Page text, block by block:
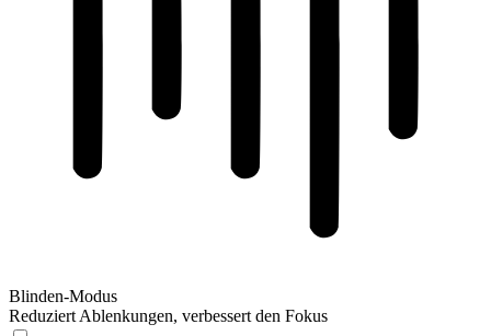
Blinden-Modus
Reduziert Ablenkungen, verbessert den Fokus